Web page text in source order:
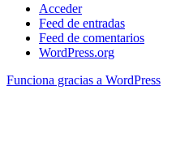
Acceder
Feed de entradas
Feed de comentarios
WordPress.org
Funciona gracias a WordPress